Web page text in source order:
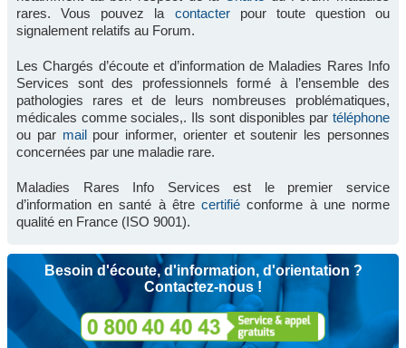
rares. Vous pouvez la contacterpour toute question ou
signalement relatifs au Forum.
Les Chargés d’écoute et d’information de Maladies Rares Info
Services sont des professionnels formé à l’ensemble des
pathologies rares et de leurs nombreuses problématiques,
médicales comme sociales,. Ils sont disponibles par téléphone
ou par mailpour informer, orienter et soutenir les personnes
concernées par une maladie rare.
Maladies Rares Info Services est le premier service
d’information en santé à êtrecertifié conforme à une norme
qualité en France (ISO 9001).
Besoin d'écoute, d'information, d'orientation ?
Contactez-nous !